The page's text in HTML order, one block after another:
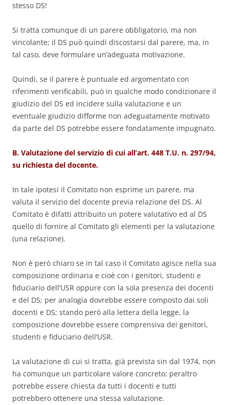
stesso DS!
Si tratta comunque di un parere obbligatorio, ma non
vincolante; il DS può quindi discostarsi dal parere, ma, in
tal caso, deve formulare un’adeguata motivazione.
Quindi, se il parere è puntuale ed argomentato con
riferimenti verificabili, può in qualche modo condizionare il
giudizio del DS ed incidere sulla valutazione e un
eventuale giudizio difforme non adeguatamente motivato
da parte del DS potrebbe essere fondatamente impugnato.
B. Valutazione del servizio di cui all’art. 448 T.U. n. 297/94,
su richiesta del docente.
In tale ipotesi il Comitato non esprime un parere, ma
valuta il servizio del docente previa relazione del DS. Al
Comitato è difatti attribuito un potere valutativo ed al DS
quello di fornire al Comitato gli elementi per la valutazione
(una relazione).
Non è però chiaro se in tal caso il Comitato agisce nella sua
composizione ordinaria e cioè con i genitori, studenti e
fiduciario dell’USR oppure con la sola presenza dei docenti
e del DS; per analogia dovrebbe essere composto dai soli
docenti e DS; stando però alla lettera della legge, la
composizione dovrebbe essere comprensiva dei genitori,
studenti e fiduciario dell’USR.
La valutazione di cui si tratta, già prevista sin dal 1974, non
ha comunque un particolare valore concreto; peraltro
potrebbe essere chiesta da tutti i docenti e tutti
potrebbero ottenere una stessa valutazione.